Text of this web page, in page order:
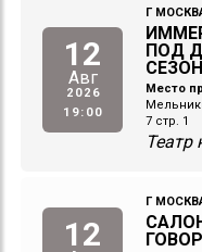
12
Авг
2026
19:00
Г
ПОД
Место
7 стр. 1
Театр
12
Г